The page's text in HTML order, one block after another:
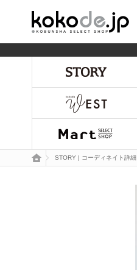
トップページ
STORY | コーディネイト詳細